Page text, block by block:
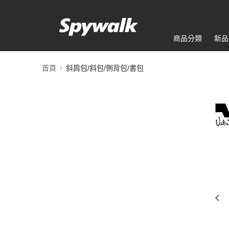
商品分類 新
首頁 斜肩包/斜包/側背包/書包